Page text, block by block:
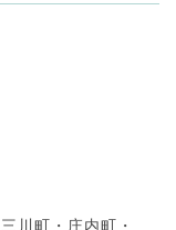
川町・庄内町・